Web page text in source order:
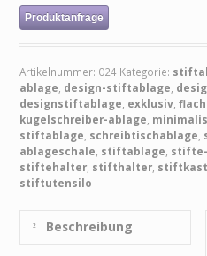
Produktanfrage
Artikelnummer: 024 Kategorie:
ablage design-stiftablage
designstiftablage exklusiv ,
kugelschreiber-ablage
stiftablage schreibtischablage
ablageschale stiftablage
stiftehalter stifthalter
stiftutensilo
Beschreibung